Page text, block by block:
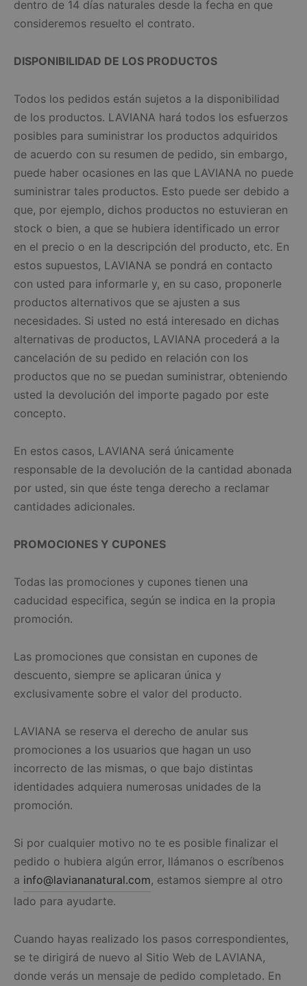
dentro de 14 días naturales desde la fecha en que
consideremos resuelto el contrato.
DISPONIBILIDAD DE LOS PRODUCTOS
Todos los pedidos están sujetos a la disponibilidad
de los productos. LAVIANA hará todos los esfuerzos
posibles para suministrar los productos adquiridos
de acuerdo con su resumen de pedido, sin embargo,
puede haber ocasiones en las que LAVIANA no puede
suministrar tales productos. Esto puede ser debido a
que, por ejemplo, dichos productos no estuvieran en
stock o bien, a que se hubiera identificado un error
en el precio o en la descripción del producto, etc. En
estos supuestos, LAVIANA se pondrá en contacto
con usted para informarle y, en su caso, proponerle
productos alternativos que se ajusten a sus
necesidades. Si usted no está interesado en dichas
alternativas de productos, LAVIANA procederá a la
cancelación de su pedido en relación con los
productos que no se puedan suministrar, obteniendo
usted la devolución del importe pagado por este
concepto.
En estos casos, LAVIANA será únicamente
responsable de la devolución de la cantidad abonada
por usted, sin que éste tenga derecho a reclamar
cantidades adicionales.
PROMOCIONES Y CUPONES
Todas las promociones y cupones tienen una
caducidad especifica, según se indica en la propia
promoción.
Las promociones que consistan en cupones de
descuento, siempre se aplicaran única y
exclusivamente sobre el valor del producto.
LAVIANA se reserva el derecho de anular sus
promociones a los usuarios que hagan un uso
incorrecto de las mismas, o que bajo distintas
identidades adquiera numerosas unidades de la
promoción.
Si por cualquier motivo no te es posible finalizar el
pedido o hubiera algún error, llámanos o escríbenos
a info@laviananatural.com, estamos siempre al otro
lado para ayudarte.
Cuando hayas realizado los pasos correspondientes,
se te dirigirá de nuevo al Sitio Web de LAVIANA,
donde verás un mensaje de pedido completado. En